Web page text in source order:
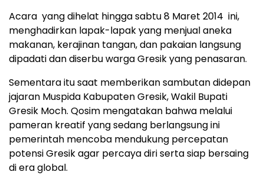
Acara yang dihelat hingga sabtu 8 Maret 2014 ini,
menghadirkan lapak-lapak yang menjual aneka
makanan, kerajinan tangan, dan pakaian langsung
dipadati dan diserbu warga Gresik yang penasaran.
Sementara itu saat memberikan sambutan didepan
jajaran Muspida Kabupaten Gresik, Wakil Bupati
Gresik Moch. Qosim mengatakan bahwa melalui
pameran kreatif yang sedang berlangsung ini
pemerintah mencoba mendukung percepatan
potensi Gresik agar percaya diri serta siap bersaing
di era global.